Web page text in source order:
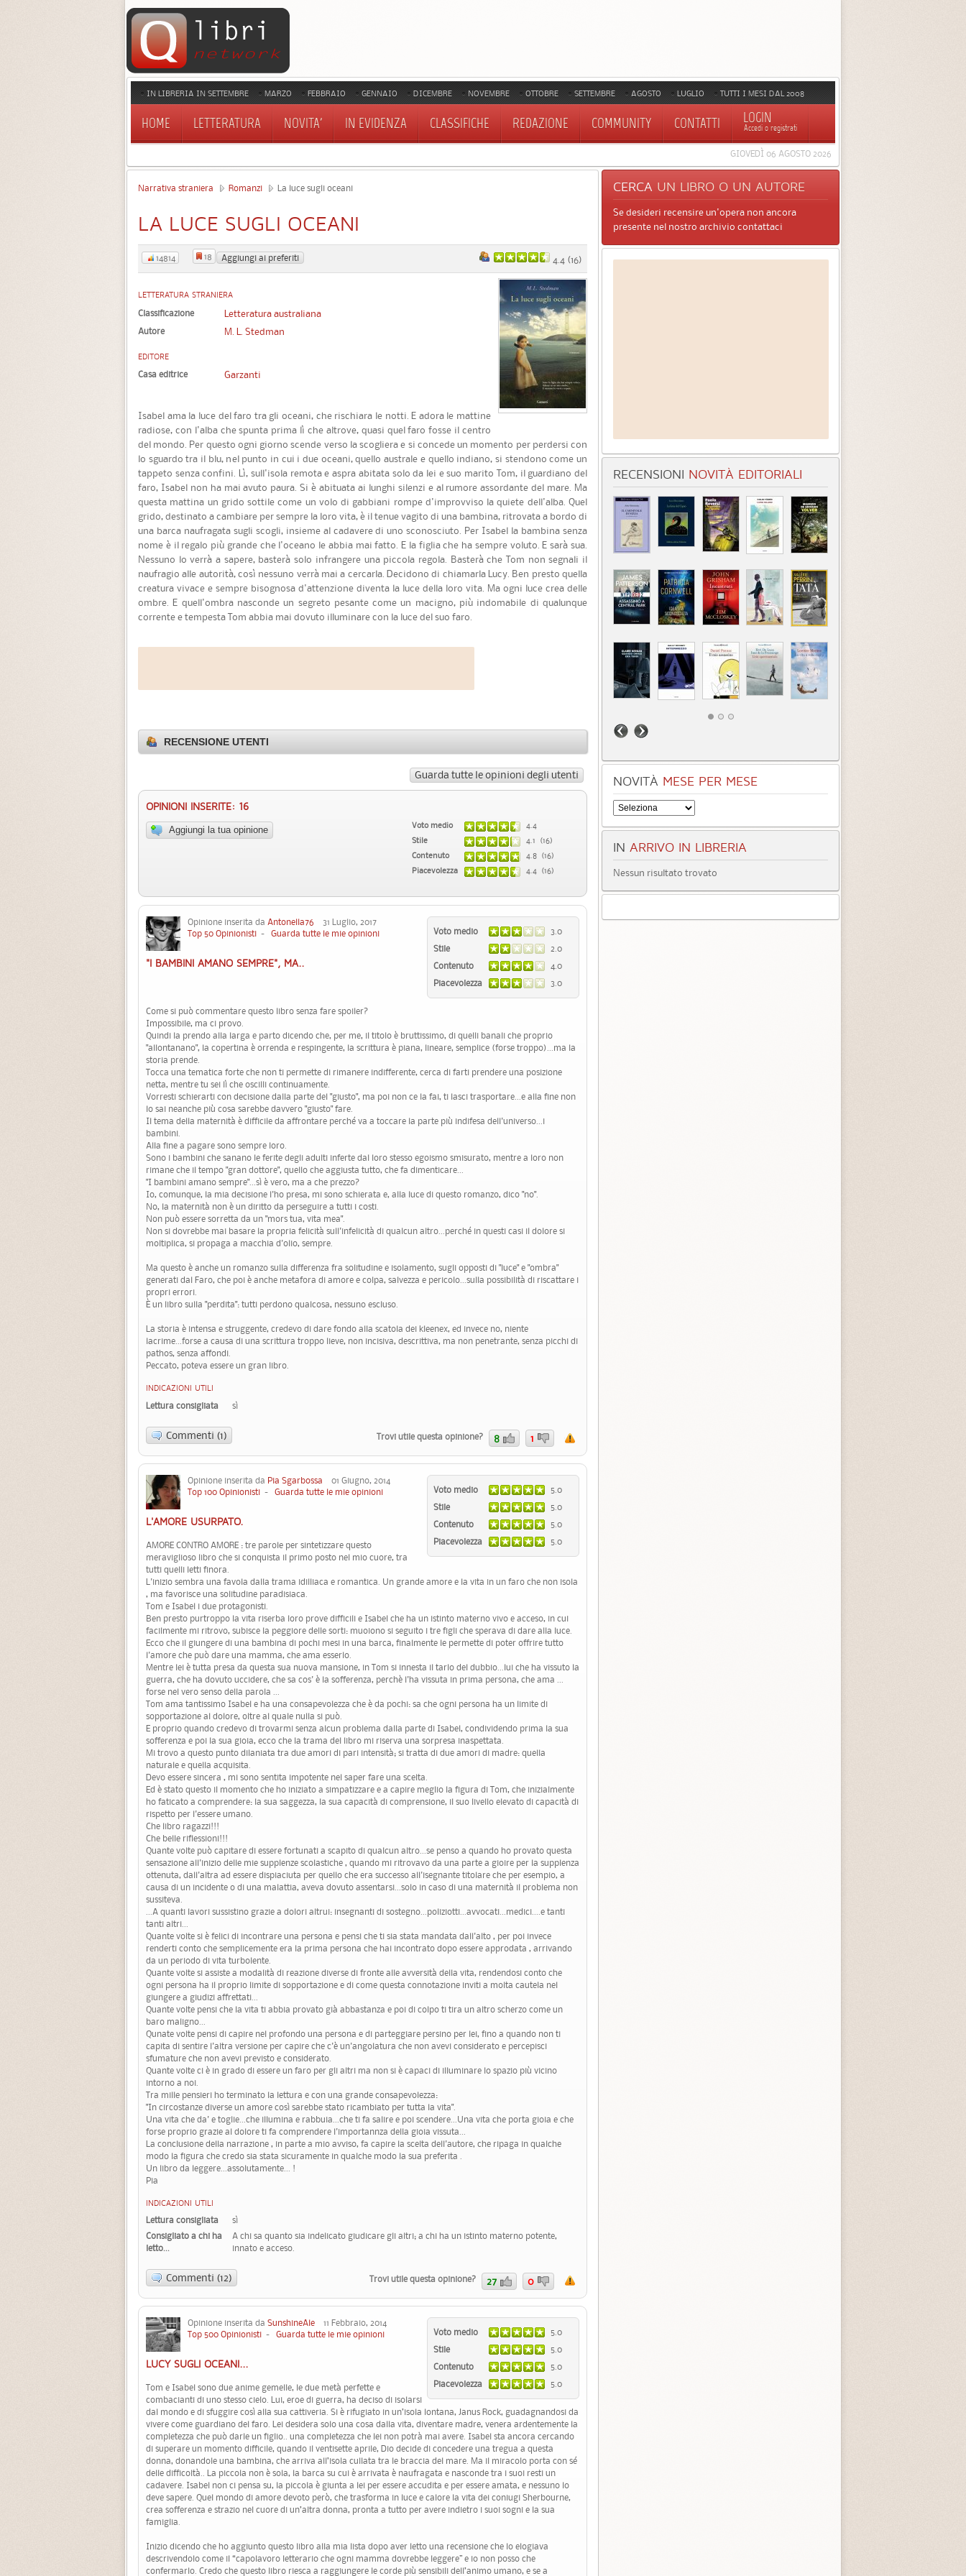
IN LIBRERIA IN SETTEMBRE MARZO FEBBRAIO GENNAIO DICEMBRE NOVEMBRE OTTOBRE SETTEMBRE AGOSTO LUGLIO TUTTI I MESI DAL 2008
HOME LETTERATURA NOVITA' IN EVIDENZA CLASSIFICHE REDAZIONE COMMUNITY CONTATTI LOGIN
Accedi o registrati
GIOVEDÌ 06 AGOSTO 2026
Narrativa straniera Romanzi La luce sugli oceani
LA LUCE SUGLI OCEANI
4.4 (16)
14814 18 Aggiungi ai preferiti
LETTERATURA STRANIERA
Classificazione Letteratura australiana
Autore M. L. Stedman
EDITORE
Casa editrice Garzanti
Isabel ama la luce del faro tra gli oceani, che rischiara le notti. E adora le mattine
radiose, con l'alba che spunta prima lì che altrove, quasi quel faro fosse il centro
del mondo. Per questo ogni giorno scende verso la scogliera e si concede un momento per perdersi con
lo sguardo tra il blu, nel punto in cui i due oceani, quello australe e quello indiano, si stendono come un
tappeto senza confini. Lì, sull'isola remota e aspra abitata solo da lei e suo marito Tom, il guardiano del
faro, Isabel non ha mai avuto paura. Si è abituata ai lunghi silenzi e al rumore assordante del mare. Ma
questa mattina un grido sottile come un volo di gabbiani rompe d'improvviso la quiete dell'alba. Quel
grido, destinato a cambiare per sempre la loro vita, è il tenue vagito di una bambina, ritrovata a bordo di
una barca naufragata sugli scogli, insieme al cadavere di uno sconosciuto. Per Isabel la bambina senza
nome è il regalo più grande che l'oceano le abbia mai fatto. E la figlia che ha sempre voluto. E sarà sua.
Nessuno lo verrà a sapere, basterà solo infrangere una piccola regola. Basterà che Tom non segnali il
naufragio alle autorità, così nessuno verrà mai a cercarla. Decidono di chiamarla Lucy. Ben presto quella
creatura vivace e sempre bisognosa d'attenzione diventa la luce della loro vita. Ma ogni luce crea delle
ombre. E quell'ombra nasconde un segreto pesante come un macigno, più indomabile di qualunque
corrente e tempesta Tom abbia mai dovuto illuminare con la luce del suo faro.
RECENSIONE UTENTI
Guarda tutte le opinioni degli utenti
OPINIONI INSERITE: 16
Aggiungi la tua opinione Voto medio
4.4
Stile
4.1 (16)
Contenuto
4.8 (16)
Piacevolezza
4.4 (16)
Voto medio
3.0
Stile
2.0
Contenuto
4.0
Piacevolezza
3.0
Opinione inserita da Antonella76 31 Luglio, 2017
Top 50 Opinionisti - Guarda tutte le mie opinioni
"I BAMBINI AMANO SEMPRE", MA..
Come si può commentare questo libro senza fare spoiler?
Impossibile, ma ci provo.
Quindi la prendo alla larga e parto dicendo che, per me, il titolo è bruttissimo, di quelli banali che proprio
"allontanano", la copertina è orrenda e respingente, la scrittura è piana, lineare, semplice (forse troppo)...ma la
storia prende.
Tocca una tematica forte che non ti permette di rimanere indifferente, cerca di farti prendere una posizione
netta, mentre tu sei lì che oscilli continuamente.
Vorresti schierarti con decisione dalla parte del "giusto", ma poi non ce la fai, ti lasci trasportare...e alla fine non
lo sai neanche più cosa sarebbe davvero "giusto" fare.
Il tema della maternità è difficile da affrontare perché va a toccare la parte più indifesa dell'universo...i
bambini.
Alla fine a pagare sono sempre loro.
Sono i bambini che sanano le ferite degli adulti inferte dal loro stesso egoismo smisurato, mentre a loro non
rimane che il tempo "gran dottore", quello che aggiusta tutto, che fa dimenticare...
"I bambini amano sempre"...sì è vero, ma a che prezzo?
Io, comunque, la mia decisione l'ho presa, mi sono schierata e, alla luce di questo romanzo, dico "no".
No, la maternità non è un diritto da perseguire a tutti i costi.
Non può essere sorretta da un "mors tua, vita mea".
Non si dovrebbe mai basare la propria felicità sull'infelicità di qualcun altro...perché in questi casi il dolore si
moltiplica, si propaga a macchia d'olio, sempre.
Ma questo è anche un romanzo sulla differenza fra solitudine e isolamento, sugli opposti di "luce" e "ombra"
generati dal Faro, che poi è anche metafora di amore e colpa, salvezza e pericolo...sulla possibilità di riscattare i
propri errori.
È un libro sulla "perdita": tutti perdono qualcosa, nessuno escluso.
La storia è intensa e struggente, credevo di dare fondo alla scatola dei kleenex, ed invece no, niente
lacrime...forse a causa di una scrittura troppo lieve, non incisiva, descrittiva, ma non penetrante, senza picchi di
pathos, senza affondi.
Peccato, poteva essere un gran libro.
INDICAZIONI UTILI
Lettura consigliata sì
Commenti (1) Trovi utile questa opinione? 8 1
Voto medio
5.0
Stile
5.0
Contenuto
5.0
Piacevolezza
5.0
Opinione inserita da Pia Sgarbossa 01 Giugno, 2014
Top 100 Opinionisti - Guarda tutte le mie opinioni
L'AMORE USURPATO.
AMORE CONTRO AMORE : tre parole per sintetizzare questo
meraviglioso libro che si conquista il primo posto nel mio cuore, tra
tutti quelli letti finora.
L'inizio sembra una favola dalla trama idilliaca e romantica. Un grande amore e la vita in un faro che non isola
, ma favorisce una solitudine paradisiaca.
Tom e Isabel i due protagonisti.
Ben presto purtroppo la vita riserba loro prove difficili e Isabel che ha un istinto materno vivo e acceso, in cui
facilmente mi ritrovo, subisce la peggiore delle sorti: muoiono si seguito i tre figli che sperava di dare alla luce.
Ecco che il giungere di una bambina di pochi mesi in una barca, finalmente le permette di poter offrire tutto
l'amore che può dare una mamma, che ama esserlo.
Mentre lei è tutta presa da questa sua nuova mansione, in Tom si innesta il tarlo del dubbio...lui che ha vissuto la
guerra, che ha dovuto uccidere, che sa cos' è la sofferenza, perchè l'ha vissuta in prima persona, che ama ...
forse nel vero senso della parola ...
Tom ama tantissimo Isabel e ha una consapevolezza che è da pochi: sa che ogni persona ha un limite di
sopportazione al dolore, oltre al quale nulla si può.
E proprio quando credevo di trovarmi senza alcun problema dalla parte di Isabel, condividendo prima la sua
sofferenza e poi la sua gioia, ecco che la trama del libro mi riserva una sorpresa inaspettata.
Mi trovo a questo punto dilaniata tra due amori di pari intensità; si tratta di due amori di madre: quella
naturale e quella acquisita.
Devo essere sincera , mi sono sentita impotente nel saper fare una scelta.
Ed è stato questo il momento che ho iniziato a simpatizzare e a capire meglio la figura di Tom, che inizialmente
ho faticato a comprendere: la sua saggezza, la sua capacità di comprensione, il suo livello elevato di capacità di
rispetto per l'essere umano.
Che libro ragazzi!!!
Che belle riflessioni!!!
Quante volte può capitare di essere fortunati a scapito di qualcun altro...se penso a quando ho provato questa
sensazione all'inizio delle mie supplenze scolastiche , quando mi ritrovavo da una parte a gioire per la supplenza
ottenuta, dall'altra ad essere dispiaciuta per quello che era successo all'isegnante titolare che per esempio, a
causa di un incidente o di una malattia, aveva dovuto assentarsi...solo in caso di una maternità il problema non
sussiteva.
...A quanti lavori sussistino grazie a dolori altrui: insegnanti di sostegno...poliziotti...avvocati...medici....e tanti
tanti altri...
Quante volte si è felici di incontrare una persona e pensi che ti sia stata mandata dall'alto , per poi invece
renderti conto che semplicemente era la prima persona che hai incontrato dopo essere approdata , arrivando
da un periodo di vita turbolente.
Quante volte si assiste a modalità di reazione diverse di fronte alle avversità della vita, rendendosi conto che
ogni persona ha il proprio limite di sopportazione e di come questa connotazione inviti a molta cautela nel
giungere a giudizi affrettati...
Quante volte pensi che la vita ti abbia provato già abbastanza e poi di colpo ti tira un altro scherzo come un
baro maligno...
Qunate volte pensi di capire nel profondo una persona e di parteggiare persino per lei, fino a quando non ti
capita di sentire l'altra versione per capire che c'è un'angolatura che non avevi considerato e percepisci
sfumature che non avevi previsto e considerato.
Quante volte ci è in grado di essere un faro per gli altri ma non si è capaci di illuminare lo spazio più vicino
intorno a noi.
Tra mille pensieri ho terminato la lettura e con una grande consapevolezza:
"In circostanze diverse un amore così sarebbe stato ricambiato per tutta la vita".
Una vita che da' e toglie...che illumina e rabbuia...che ti fa salire e poi scendere...Una vita che porta gioia e che
forse proprio grazie al dolore ti fa comprendere l'importannza della gioia vissuta...
La conclusione della narrazione , in parte a mio avviso, fa capire la scelta dell'autore, che ripaga in qualche
modo la figura che credo sia stata sicuramente in qualche modo la sua preferita .
Un libro da leggere...assolutamente... !
Pia
INDICAZIONI UTILI
Lettura consigliata
sì
Consigliato a chi ha
letto...
A chi sa quanto sia indelicato giudicare gli altri; a chi ha un istinto materno potente,
innato e acceso.
Commenti (12) Trovi utile questa opinione? 27 0
Voto medio
5.0
Stile
5.0
Contenuto
5.0
Piacevolezza
5.0
Opinione inserita da SunshineAle 11 Febbraio, 2014
Top 500 Opinionisti - Guarda tutte le mie opinioni
LUCY SUGLI OCEANI...
Tom e Isabel sono due anime gemelle, le due metà perfette e
combacianti di uno stesso cielo. Lui, eroe di guerra, ha deciso di isolarsi
dal mondo e di sfuggire così alla sua cattiveria. Si è rifugiato in un’isola lontana, Janus Rock, guadagnandosi da
vivere come guardiano del faro. Lei desidera solo una cosa dalla vita, diventare madre, venera ardentemente la
completezza che può darle un figlio.. una completezza che lei non potrà mai avere. Isabel sta ancora cercando
di superare un momento difficile, quando il ventisette aprile, Dio decide di concedere una tregua a questa
donna, donandole una bambina, che arriva all’isola cullata tra le braccia del mare. Ma il miracolo porta con sé
delle difficoltà.. La piccola non è sola, la barca su cui è arrivata è naufragata e nasconde tra i suoi resti un
cadavere. Isabel non ci pensa su, la piccola è giunta a lei per essere accudita e per essere amata, e nessuno lo
deve sapere. Quel mondo di amore devoto però, che trasforma in luce e calore la vita dei coniugi Sherbourne,
crea sofferenza e strazio nel cuore di un’altra donna, pronta a tutto per avere indietro i suoi sogni e la sua
famiglia.
Inizio dicendo che ho aggiunto questo libro alla mia lista dopo aver letto una recensione che lo elogiava
descrivendolo come il “capolavoro letterario che ogni mamma dovrebbe leggere” e io non posso che
confermarlo. Credo che questo libro riesca a raggiungere le corde più sensibili dell’animo umano, e se a
CERCA UN LIBRO O UN AUTORE
Se desideri recensire un'opera non ancora
presente nel nostro archivio contattaci
RECENSIONI NOVITÀ EDITORIALI
NOVITÀ MESE PER MESE
IN ARRIVO IN LIBRERIA
Nessun risultato trovato